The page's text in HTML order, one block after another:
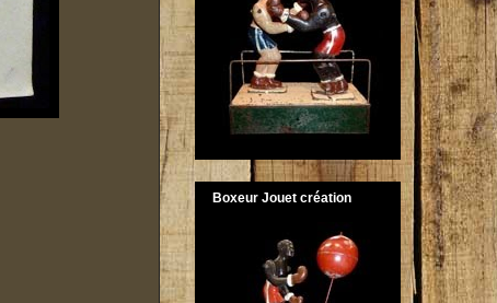
Boxeur Jouet création